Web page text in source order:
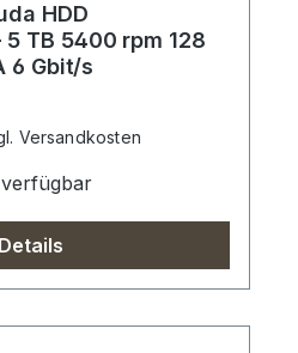
HDD
TB 5400 rpm 128
6 Gbit/s
Versandkosten
Details